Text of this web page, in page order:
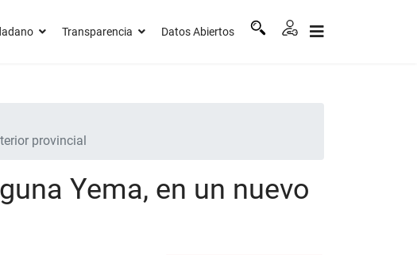
Transparencia Datos Abiertos
provincial
Yema, en un nuevo